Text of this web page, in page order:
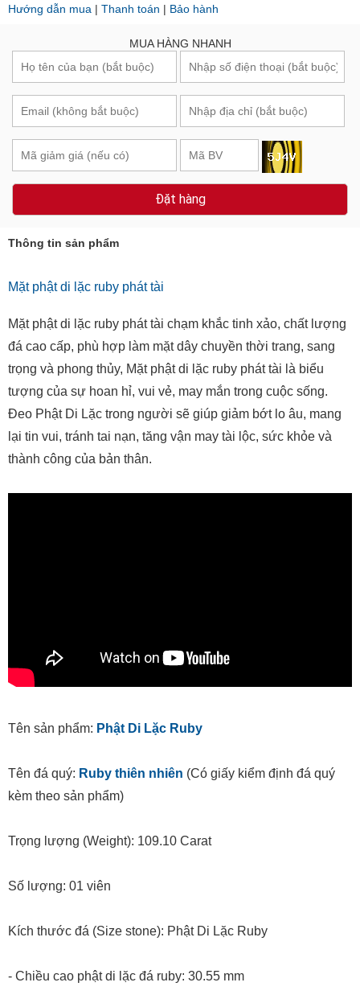
Hướng dẫn mua | Thanh toán | Bảo hành
MUA HÀNG NHANH
Đặt hàng
Thông tin sản phẩm
Mặt phật di lặc ruby phát tài
Mặt phật di lặc ruby phát tài chạm khắc tinh xảo, chất lượng
đá cao cấp, phù hợp làm mặt dây chuyền thời trang, sang
trọng và phong thủy, Mặt phật di lặc ruby phát tài là biểu
tượng của sự hoan hỉ, vui vẻ, may mắn trong cuộc sống.
Đeo Phật Di Lặc trong người sẽ giúp giảm bớt lo âu, mang
lại tin vui, tránh tai nạn, tăng vận may tài lộc, sức khỏe và
thành công của bản thân.
Tên sản phẩm: Phật Di Lặc Ruby
Tên đá quý: Ruby thiên nhiên (Có giấy kiểm định đá quý
kèm theo sản phẩm)
Trọng lượng (Weight): 109.10 Carat
Số lượng: 01 viên
Kích thước đá (Size stone): Phật Di Lặc Ruby
- Chiều cao phật di lặc đá ruby: 30.55 mm